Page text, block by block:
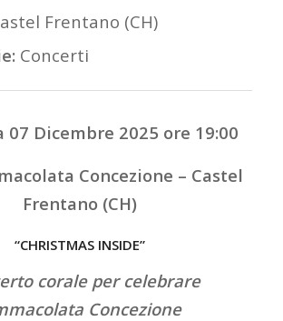
Frentano (CH)
Concerti
07 Dicembre 2025 ore 19:00
Concezione – Castel
Frentano (CH)
“CHRISTMAS INSIDE”
corale per celebrare
Concezione